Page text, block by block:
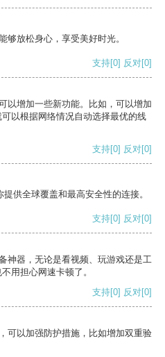
够放松身心，享受美好时光。
支持[0] 反对[0]
以增加一些新功能。比如，可以增加
以根据网络情况自动选择最优的线
支持[0] 反对[0]
供全球覆盖和最高安全性的连接。
支持[0] 反对[0]
神器，无论是看视频、玩游戏还是工
用担心网速卡顿了。
支持[0] 反对[0]
可以加强防护措施，比如增加双重验